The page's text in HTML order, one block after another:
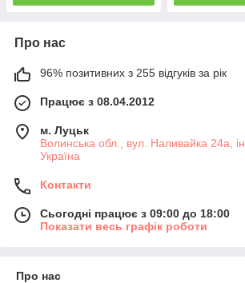
Про нас
96% позитивних з 255 відгуків за рік
Працює з 08.04.2012
м. Луцьк
Волинська обл., вул. Наливайка 24а,
Україна
Контакти
Сьогодні працює з 09:00 до 18:00
Показати весь графік роботи
Про нас